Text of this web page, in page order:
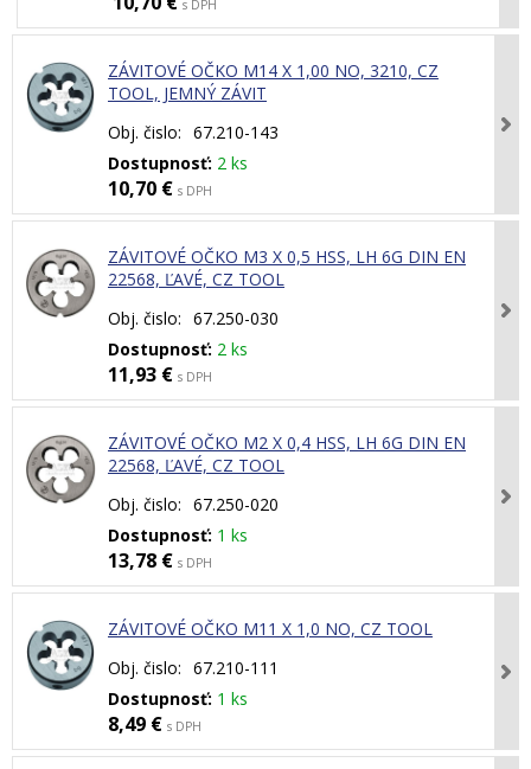
s DPH
ZÁVITOVÉ OČKO M14 X 1,00 NO, 3210, CZ
TOOL, JEMNÝ ZÁVIT
Obj. čislo: 67.210-143
Dostupnosť: 2 ks
10,70 € s DPH
ZÁVITOVÉ OČKO M3 X 0,5 HSS, LH 6G DIN EN
22568, ĽAVÉ, CZ TOOL
Obj. čislo: 67.250-030
Dostupnosť: 2 ks
11,93 € s DPH
ZÁVITOVÉ OČKO M2 X 0,4 HSS, LH 6G DIN EN
22568, ĽAVÉ, CZ TOOL
Obj. čislo: 67.250-020
Dostupnosť: 1 ks
13,78 € s DPH
ZÁVITOVÉ OČKO M11 X 1,0 NO, CZ TOOL
Obj. čislo: 67.210-111
Dostupnosť: 1 ks
8,49 € s DPH